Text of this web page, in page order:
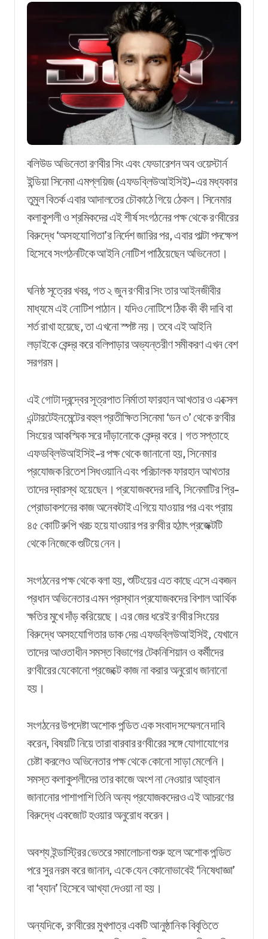
বলিউড অভিনেতা রণবীর সিং এবং ফেডারেশন অব ওয়েস্টার্ন
ইন্ডিয়া সিনেমা এমপ্লয়িজ (এফডব্লিউআইসিই)-এর মধ্যকার
তুমুল বিতর্ক এবার আদালতের চৌকাঠে গিয়ে ঠেকল। সিনেমার
কলাকুশলী ও শ্রমিকদের এই শীর্ষ সংগঠনের পক্ষ থেকে রণবীরের
বিরুদ্ধে ‘অসহযোগিতা’র নির্দেশ জারির পর, এবার পাল্টা পদক্ষেপ
হিসেবে সংগঠনটিকে আইনি নোটিশ পাঠিয়েছেন অভিনেতা।
ঘনিষ্ঠ সূত্রের খবর, গত ২ জুন রণবীর সিং তার আইনজীবীর
মাধ্যমে এই নোটিশ পাঠান। যদিও নোটিশে ঠিক কী কী দাবি বা
শর্ত রাখা হয়েছে, তা এখনো স্পষ্ট নয়। তবে এই আইনি
লড়াইকে কেন্দ্র করে বলিপাড়ার অভ্যন্তরীণ সমীকরণ এখন বেশ
সরগরম।
এই গোটা দ্বন্দ্বের সূত্রপাত নির্মাতা ফারহান আখতার ও এক্সেল
এন্টারটেইনমেন্টের বহুল প্রতীক্ষিত সিনেমা ‘ডন ৩’ থেকে রণবীর
সিংয়ের আকস্মিক সরে দাঁড়ানোকে কেন্দ্র করে। গত সপ্তাহে
এফডব্লিউআইসিই-র পক্ষ থেকে জানানো হয়, সিনেমার
প্রযোজক রিতেশ সিধওয়ানি এবং পরিচালক ফারহান আখতার
তাদের দ্বারস্থ হয়েছেন। প্রযোজকদের দাবি, সিনেমাটির প্রি-
প্রোডাকশনের কাজ অনেকটাই এগিয়ে যাওয়ার পর এবং প্রায়
৪৫ কোটি রুপি খরচ হয়ে যাওয়ার পর রণবীর হঠাৎ প্রজেক্টটি
থেকে নিজেকে গুটিয়ে নেন।
সংগঠনের পক্ষ থেকে বলা হয়, শুটিংয়ের এত কাছে এসে একজন
প্রধান অভিনেতার এমন প্রস্থান প্রযোজকদের বিশাল আর্থিক
ক্ষতির মুখে দাঁড় করিয়েছে। এর জের ধরেই রণবীর সিংয়ের
বিরুদ্ধে অসহযোগিতার ডাক দেয় এফডব্লিউআইসিই, যেখানে
তাদের আওতাধীন সমস্ত বিভাগের টেকনিশিয়ান ও কর্মীদের
রণবীরের যেকোনো প্রজেক্টে কাজ না করার অনুরোধ জানানো
হয়।
সংগঠনের উপদেষ্টা অশোক পন্ডিত এক সংবাদ সম্মেলনে দাবি
করেন, বিষয়টি নিয়ে তারা বারবার রণবীরের সঙ্গে যোগাযোগের
চেষ্টা করলেও অভিনেতার পক্ষ থেকে কোনো সাড়া মেলেনি।
সমস্ত কলাকুশলীদের তার কাজে অংশ না নেওয়ার আহ্বান
জানানোর পাশাপাশি তিনি অন্য প্রযোজকদেরও এই আচরণের
বিরুদ্ধে একজোট হওয়ার অনুরোধ করেন।
অবশ্য ইন্ডাস্ট্রির ভেতরে সমালোচনা শুরু হলে অশোক পন্ডিত
পরে সুর নরম করে জানান, একে যেন কোনোভাবেই ‘নিষেধাজ্ঞা’
বা ‘ব্যান’ হিসেবে আখ্যা দেওয়া না হয়।
অন্যদিকে, রণবীরের মুখপাত্র একটি আনুষ্ঠানিক বিবৃতিতে